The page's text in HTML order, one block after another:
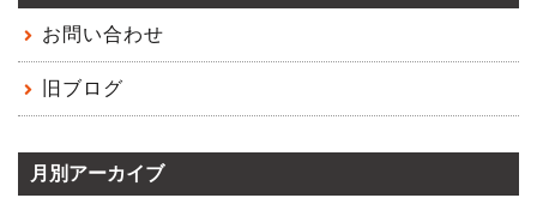
お問い合わせ
旧ブログ
月別アーカイブ